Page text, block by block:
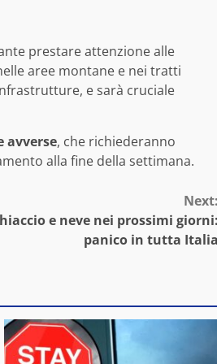
prestare attenzione alle
aree montane e nei tratti
e sarà cruciale
avverse, che richiederanno
alla fine della settimana.
Next:
e neve nei prossimi giorni:
panico in tutta Italia